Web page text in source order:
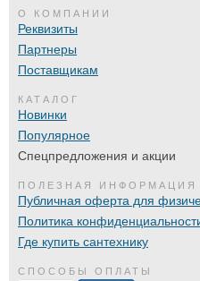
О КОМПАНИИ
Реквизиты
Партнеры
Поставщикам
КАТАЛОГ
Новинки
Популярное
Спецпредложения и акции
ПОЛЕЗНАЯ ИНФОРМАЦИЯ
Публичная оферта для
Политика
Где купить сантехнику
СПОСОБЫ ОПЛАТЫ